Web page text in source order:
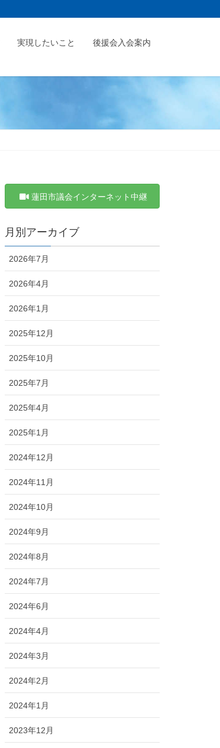
実現したいこと 後援会入会案内
蓮田市議会インターネット中継
月別アーカイブ
2026年7月
2026年4月
2026年1月
2025年12月
2025年10月
2025年7月
2025年4月
2025年1月
2024年12月
2024年11月
2024年10月
2024年9月
2024年8月
2024年7月
2024年6月
2024年4月
2024年3月
2024年2月
2024年1月
2023年12月